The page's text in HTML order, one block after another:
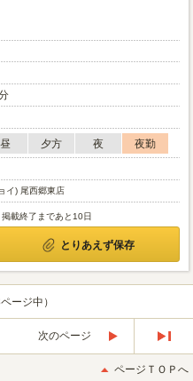
昼 夕方 夜
夜勤
イ) 尾西郷東店
掲載終了まであと10日
とりあえず保存
ージ中）
次のページ
後
ページＴＯＰへ